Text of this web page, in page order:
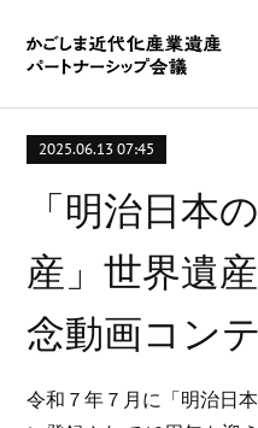
2025.06.13 07:45
「明治日本
産」世界遺
念動画コン
令和７年７月に「明治日